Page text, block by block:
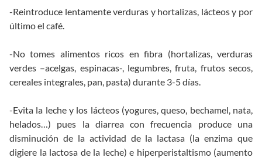
-Reintroduce lentamente verduras y hortalizas, lácteos y por
último el café.
-No tomes alimentos ricos en fibra (hortalizas, verduras
verdes –acelgas, espinacas-, legumbres, fruta, frutos secos,
cereales integrales, pan, pasta) durante 3-5 días.
-Evita la leche y los lácteos (yogures, queso, bechamel, nata,
helados…) pues la diarrea con frecuencia produce una
disminución de la actividad de la lactasa (la enzima que
digiere la lactosa de la leche) e hiperperistaltismo (aumento